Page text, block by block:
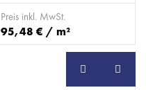
Preis inkl. MwSt.
95,48 € / m²
SB